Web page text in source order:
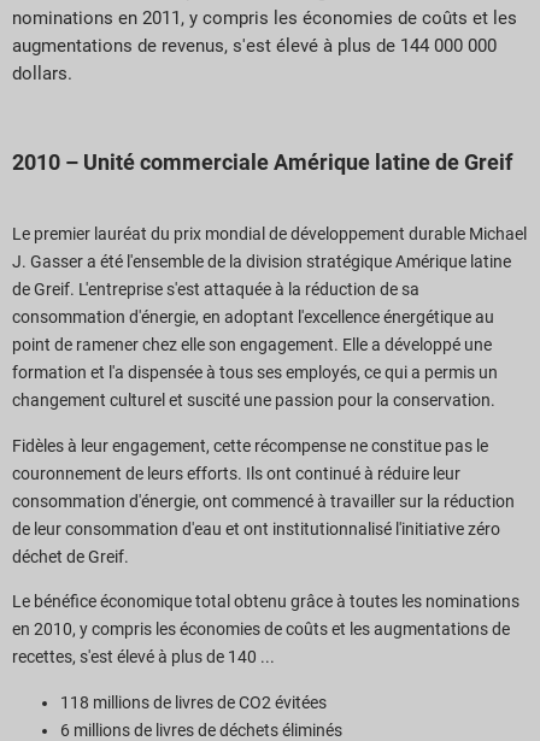
nominations en 2011, y compris les économies de coûts et les
augmentations de revenus, s'est élevé à plus de 144 000 000
dollars.
2010 – Unité commerciale Amérique latine de Greif
Le premier lauréat du prix mondial de développement durable Michael
J. Gasser a été l'ensemble de la division stratégique Amérique latine
de Greif. L'entreprise s'est attaquée à la réduction de sa
consommation d'énergie, en adoptant l'excellence énergétique au
point de ramener chez elle son engagement. Elle a développé une
formation et l'a dispensée à tous ses employés, ce qui a permis un
changement culturel et suscité une passion pour la conservation.
Fidèles à leur engagement, cette récompense ne constitue pas le
couronnement de leurs efforts. Ils ont continué à réduire leur
consommation d'énergie, ont commencé à travailler sur la réduction
de leur consommation d'eau et ont institutionnalisé l'initiative zéro
déchet de Greif.
Le bénéfice économique total obtenu grâce à toutes les nominations
en 2010, y compris les économies de coûts et les augmentations de
recettes, s'est élevé à plus de 140 ...
118 millions de livres de CO2 évitées
6 millions de livres de déchets éliminés